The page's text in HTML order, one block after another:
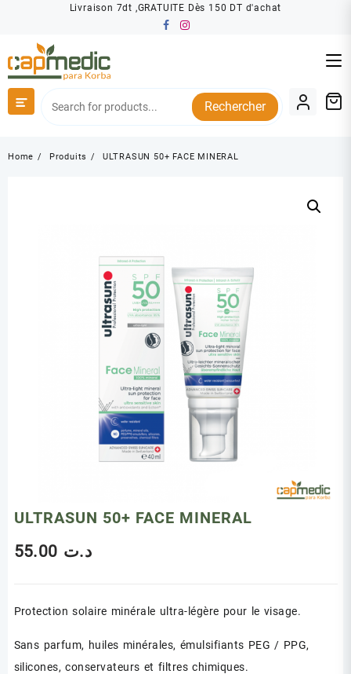
Livraison 7dt ,GRATUITE Dès 150 DT d'achat
Rechercher
Home Produits ULTRASUN 50+ FACE MINERAL
ULTRASUN 50+ FACE MINERAL
د.ت
Protection solaire minérale ultra-légère pour le visage.
Sans parfum, huiles minérales, émulsifiants PEG / PPG,
silicones, conservateurs et filtres chimiques.